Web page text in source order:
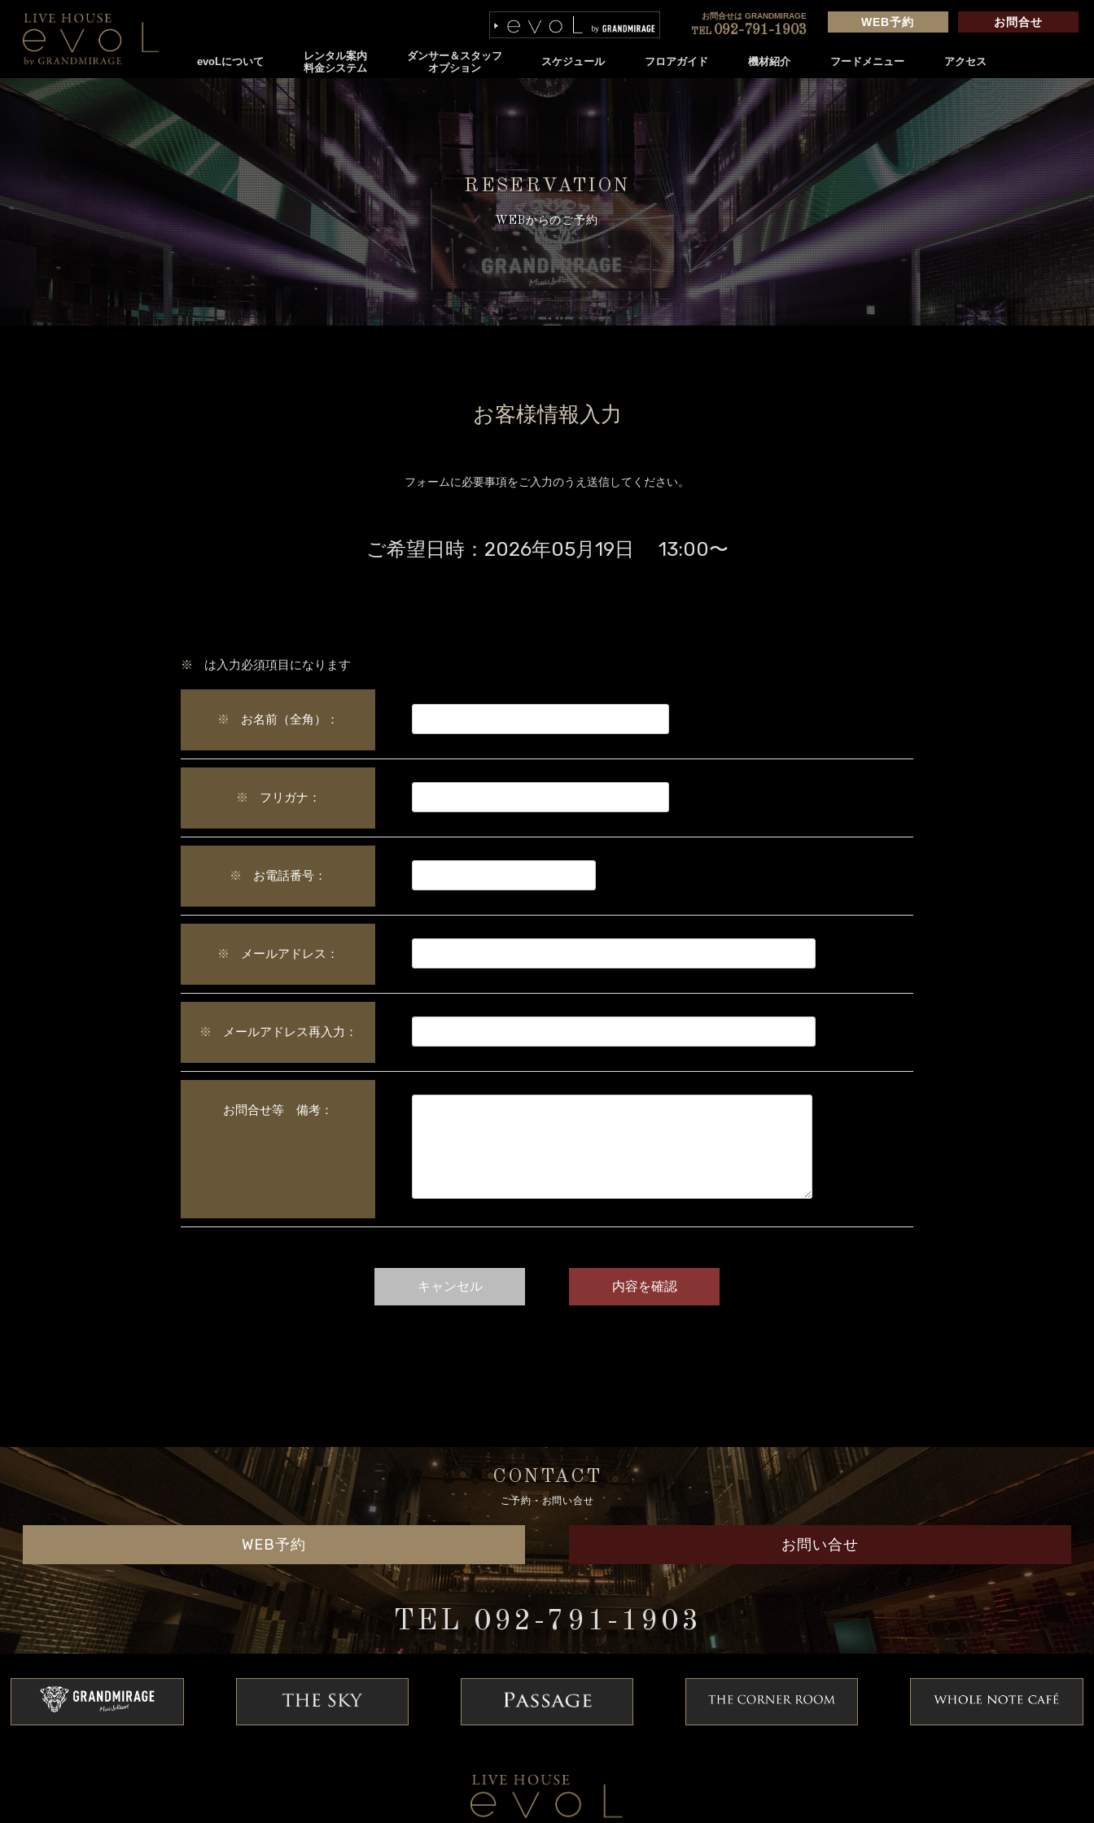
evoLについて
レンタル案内
料金システム
ダンサー＆スタッフ
オプション
スケジュール フロアガイド 機材紹介 フードメニュー アクセス
お問合せは GRANDMIRAGE
TEL 092-791-1903
WEB予約 お問合せ
RESERVATION
WEBからのご予約
お客様情報入力
フォームに必要事項をご入力のうえ送信してください。
ご希望日時： 2026年05月19日 13:00〜
※ は入力必須項目になります
※ お名前（全角）：
※ フリガナ：
※ お電話番号：
※ メールアドレス：
※ メールアドレス再入力：
お問合せ等 備考：
CONTACT
ご予約・お問い合せ
WEB予約 お問い合せ
TEL 092-791-1903